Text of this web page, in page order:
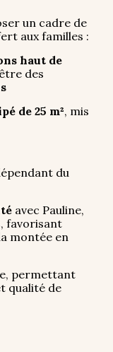
un cadre de
aux familles :
haut de
des
de 25 m², mis
du
avec Pauline,
favorisant
montée en
permettant
qualité de